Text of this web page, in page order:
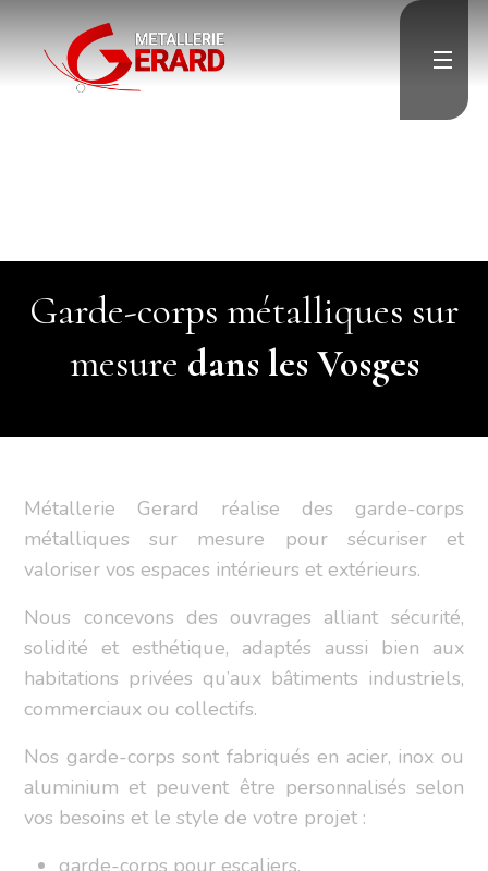
">
">
Contact
Garde-corps métalliques sur
mesure dans les Vosges
Métallerie Gerard réalise des garde-corps
métalliques sur mesure pour sécuriser et
valoriser vos espaces intérieurs et extérieurs.
Nous concevons des ouvrages alliant sécurité,
solidité et esthétique, adaptés aussi bien aux
habitations privées qu’aux bâtiments industriels,
commerciaux ou collectifs.
Nos garde-corps sont fabriqués en acier, inox ou
aluminium et peuvent être personnalisés selon
vos besoins et le style de votre projet :
garde-corps pour escaliers,